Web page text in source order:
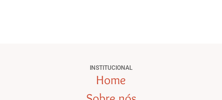
INSTITUCIONAL
Home